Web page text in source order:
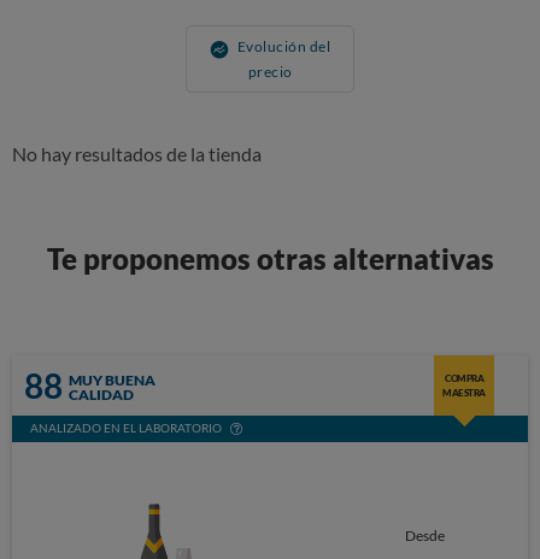
Evolución del
precio
No hay resultados de la tienda
Te proponemos otras alternativas
88 MUY BUENA
CALIDAD
COMPRA
MAESTRA
ANALIZADO EN EL LABORATORIO
Desde